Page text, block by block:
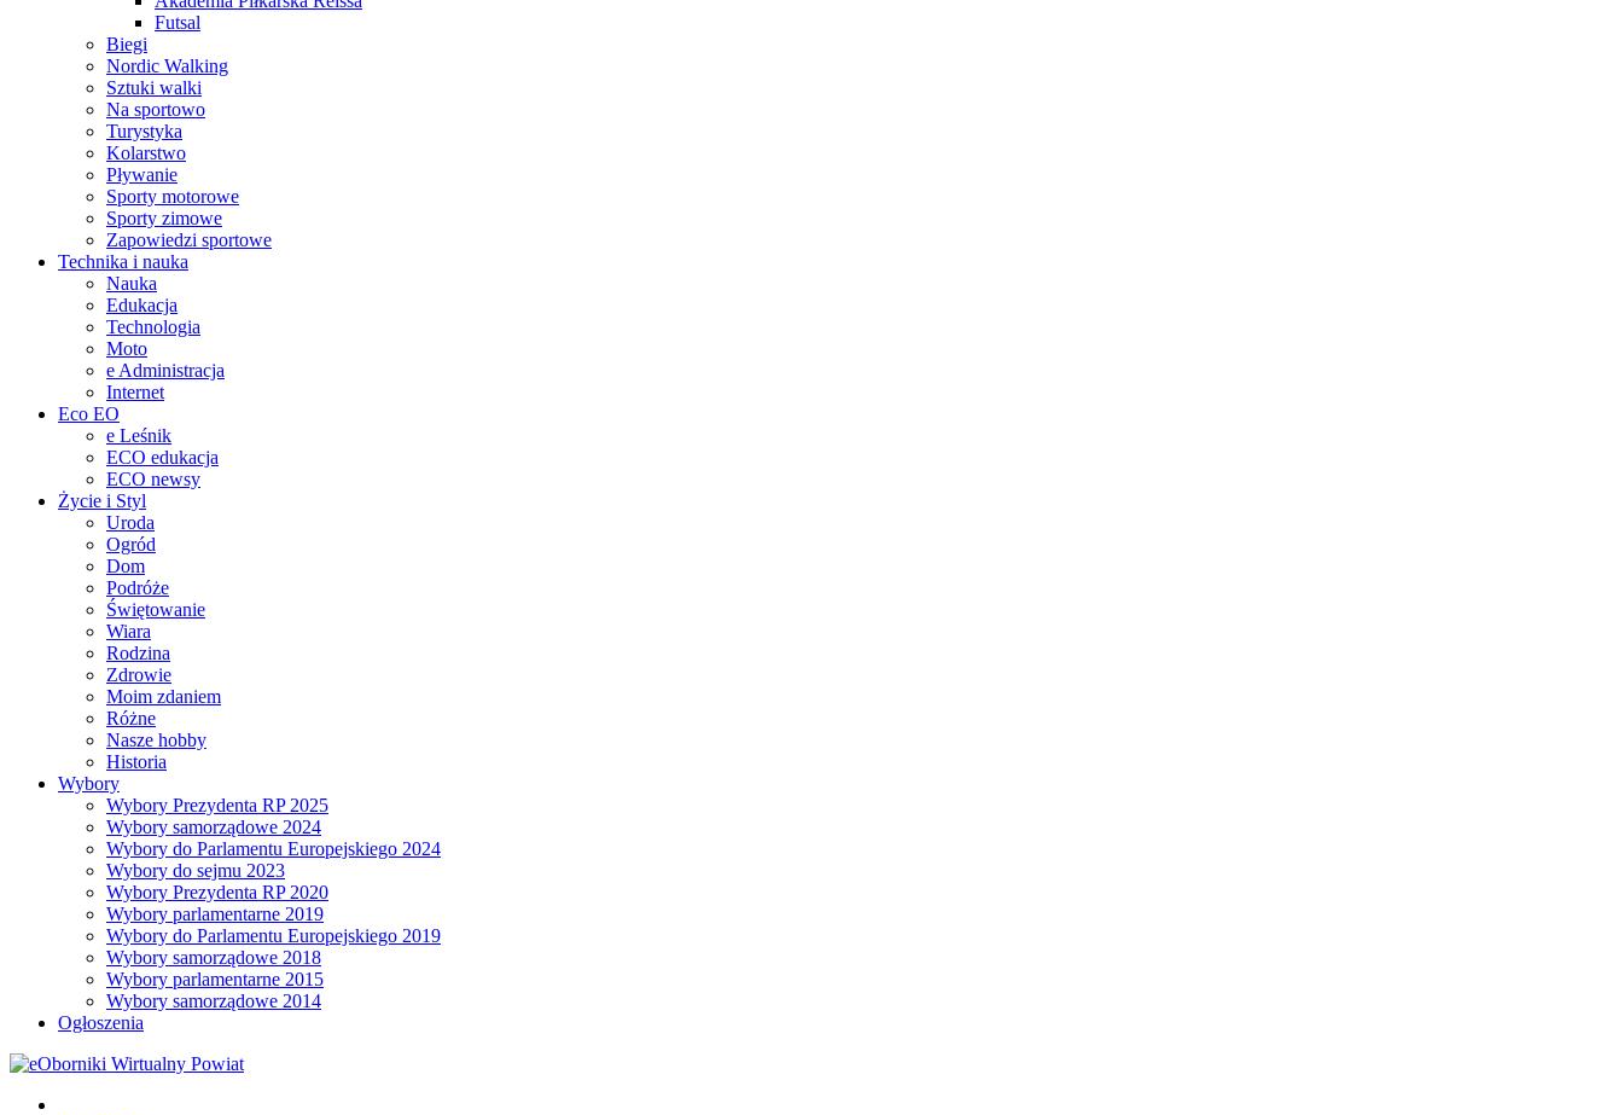
Futsal
Biegi
Nordic Walking
Sztuki walki
Na sportowo
Turystyka
Kolarstwo
Pływanie
Sporty motorowe
Sporty zimowe
Zapowiedzi sportowe
Technika i nauka
Nauka
Edukacja
Technologia
Moto
e Administracja
Internet
Eco EO
e Leśnik
ECO edukacja
ECO newsy
Życie i Styl
Uroda
Ogród
Dom
Podróże
Świętowanie
Wiara
Rodzina
Zdrowie
Moim zdaniem
Różne
Nasze hobby
Historia
Wybory
Wybory Prezydenta RP 2025
Wybory samorządowe 2024
Wybory do Parlamentu Europejskiego 2024
Wybory do sejmu 2023
Wybory Prezydenta RP 2020
Wybory parlamentarne 2019
Wybory do Parlamentu Europejskiego 2019
Wybory samorządowe 2018
Wybory parlamentarne 2015
Wybory samorządowe 2014
Ogłoszenia